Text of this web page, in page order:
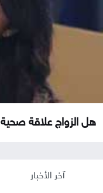
هل الزواج علاقة صحية
آخر الأخبار